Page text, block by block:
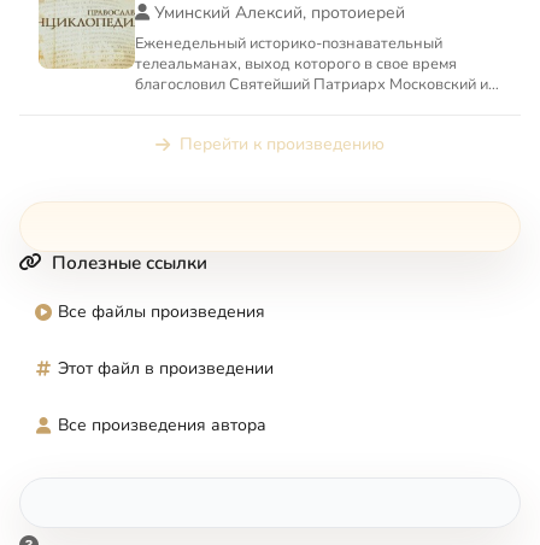
Уминский Алексий, протоиерей
Еженедельный историко-познавательный
телеальманах, выход которого в свое время
благословил Святейший Патриарх Московский и
Перейти к произведению
Полезные ссылки
Все файлы произведения
Этот файл в произведении
Все произведения автора